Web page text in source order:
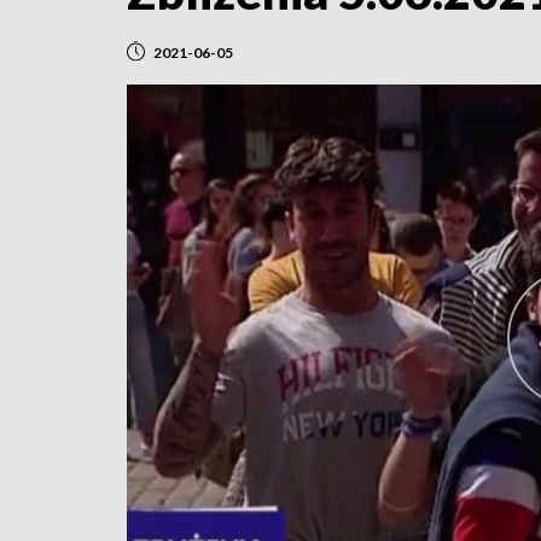
2021-06-05